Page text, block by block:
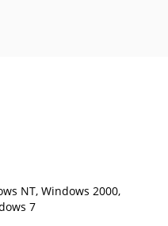
NT, Windows 2000,
7